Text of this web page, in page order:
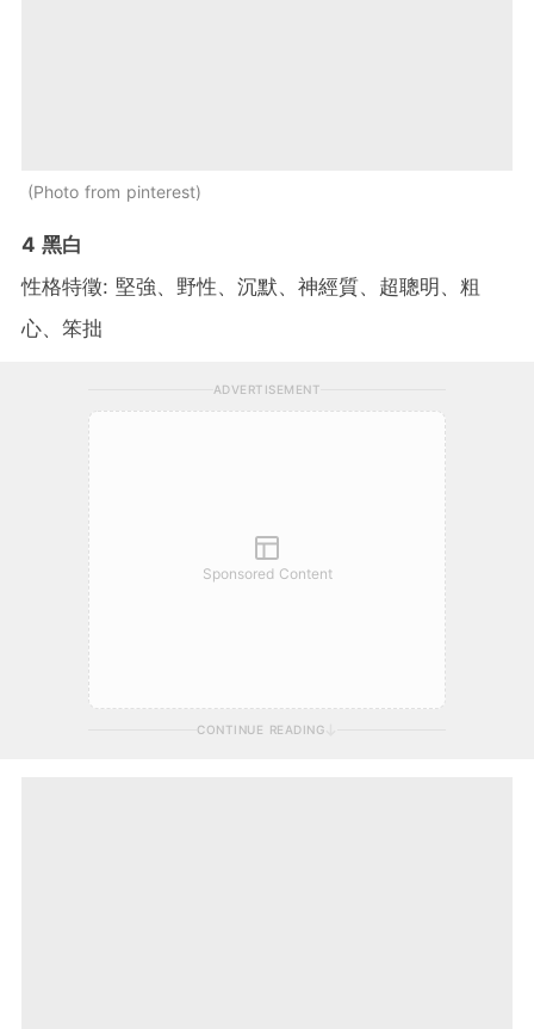
Photo from pinterest
4 黑白
性格特徵: 堅強、野性、沉默、神經質、超聰明、粗
心、笨拙
ADVERTISEMENT
Sponsored Content
CONTINUE READING